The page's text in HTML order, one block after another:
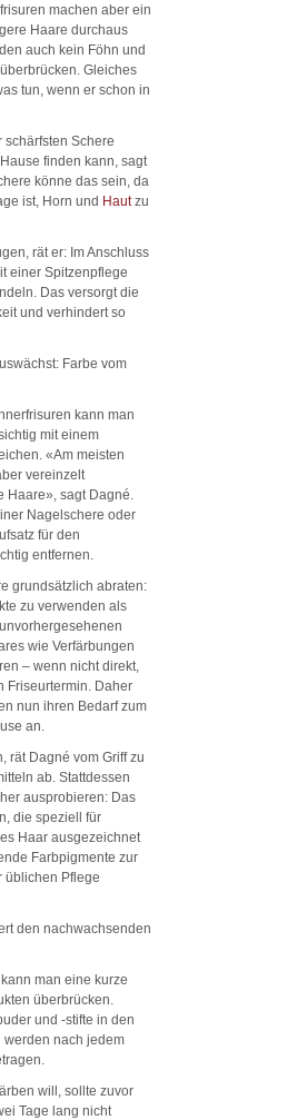
machen aber ein
Haare durchaus
auch kein Föhn und
Gleiches
tun, wenn er schon in
schärfsten Schere
finden kann, sagt
könne das sein, da
ist, Horn und Hautzu
rät er: Im Anschluss
einer Spitzenpflege
Das versorgt die
und verhindert so
Farbe vom
kann man
mit einem
«Am meisten
vereinzelt
Haare», sagt Dagné.
Nagelschere oder
für den
entfernen.
grundsätzlich abraten:
zu verwenden als
wie Verfärbungen
– wenn nicht direkt,
Friseurtermin. Daher
nun ihren Bedarf zum
an.
rät Dagné vom Griff zu
ab. Stattdessen
ausprobieren: Das
die speziell für
Haar ausgezeichnet
Farbpigmente zur
üblichen Pflege
den nachwachsenden
man eine kurze
überbrücken.
und -stifte in den
nach jedem
will, sollte zuvor
Tage lang nicht